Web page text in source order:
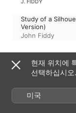
J. FIDDY
Study of a
Version)
John Fiddy
ERIC MARVING
Eric Marving
현재 위치에
선택하십시오.
미국